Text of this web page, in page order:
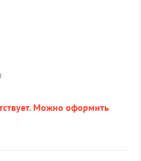
Можно оформить